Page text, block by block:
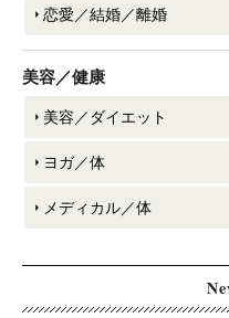
恋愛／結婚／離婚
美容／健康
美容／ダイエット
ヨガ／体
メディカル／体